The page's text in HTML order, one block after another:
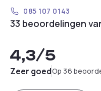
085 107 0143
33 beoordelingen
4,3/5
Zeer goedOp 36